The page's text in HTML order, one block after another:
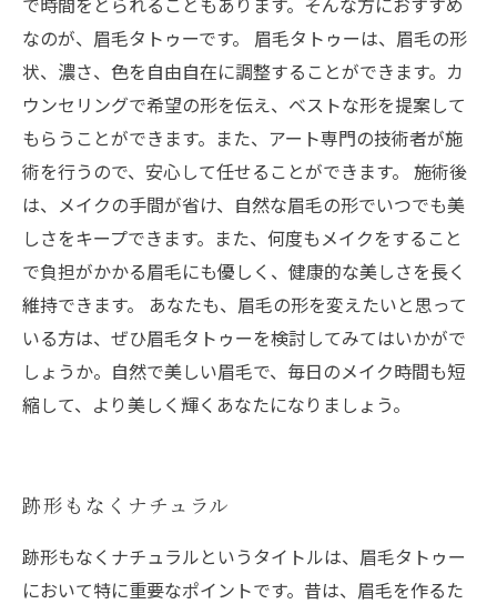
なのが、眉毛タトゥーです。 眉毛タトゥーは、眉毛の形
状、濃さ、色を自由自在に調整することができます。カ
ウンセリングで希望の形を伝え、ベストな形を提案して
もらうことができます。また、アート専門の技術者が施
術を行うので、安心して任せることができます。 施術後
は、メイクの手間が省け、自然な眉毛の形でいつでも美
しさをキープできます。また、何度もメイクをすること
で負担がかかる眉毛にも優しく、健康的な美しさを長く
維持できます。 あなたも、眉毛の形を変えたいと思って
いる方は、ぜひ眉毛タトゥーを検討してみてはいかがで
しょうか。自然で美しい眉毛で、毎日のメイク時間も短
縮して、より美しく輝くあなたになりましょう。
跡形もなくナチュラル
跡形もなくナチュラルというタイトルは、眉毛タトゥー
において特に重要なポイントです。昔は、眉毛を作るた